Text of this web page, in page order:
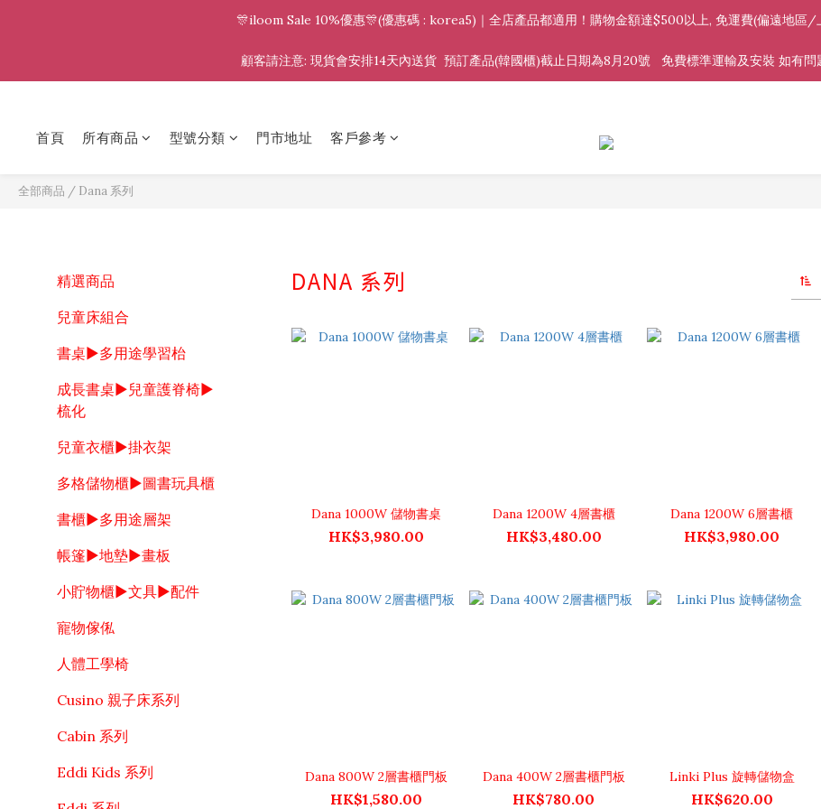
🎊iloom Sale 10%優惠🎊(優惠碼 : korea5)｜全店產品都適用！購物金額達$500以上, 免運費(偏遠地區/
顧客請注意: 現貨會安排14天內送貨  預訂產品(韓國櫃)截止日期為8月20號   免費標準運輸及安裝 如有
首頁 所有商品 型號分類 門市地址 客戶參考
全部商品 / Dana 系列
精選商品
兒童床組合
書桌▶多用途學習枱
成長書桌▶兒童護脊椅▶
梳化
兒童衣櫃▶掛衣架
多格儲物櫃▶圖書玩具櫃
書櫃▶多用途層架
帳篷▶地墊▶畫板
小貯物櫃▶文具▶配件
寵物傢俬
人體工學椅
Cusino 親子床系列
Cabin 系列
Eddi Kids 系列
DANA 系列
Dana 1000W 儲物書桌
HK$3,980.00
Dana 1200W 4層書櫃
HK$3,480.00
Dana 1200W 6層書櫃
HK$3,980.00
Dana 800W 2層書櫃門板
HK$1,580.00
Dana 400W 2層書櫃門板
HK$780.00
Linki Plus 旋轉儲物盒
HK$620.00